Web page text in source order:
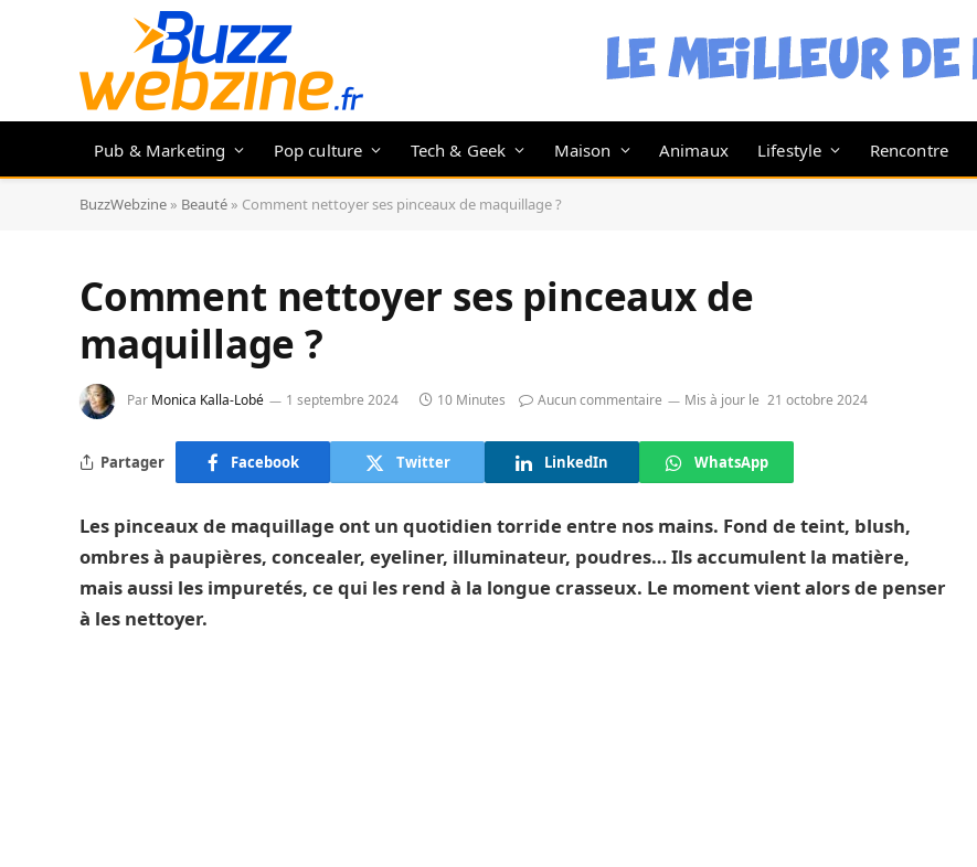
Pub & Marketing Pop culture Tech & Geek Maison Animaux Lifestyle Rencontre
BuzzWebzine » Beauté » Comment nettoyer ses pinceaux de maquillage ?
Comment nettoyer ses pinceaux de
maquillage ?
Par Monica Kalla-Lobé 1 septembre 2024 10 Minutes Aucun commentaire Mis à jour le 21 octobre 2024
Partager Facebook Twitter LinkedIn WhatsApp
Les pinceaux de maquillage ont un quotidien torride entre nos mains. Fond de teint, blush,
ombres à paupières, concealer, eyeliner, illuminateur, poudres… Ils accumulent la matière,
mais aussi les impuretés, ce qui les rend à la longue crasseux. Le moment vient alors de penser
à les nettoyer.